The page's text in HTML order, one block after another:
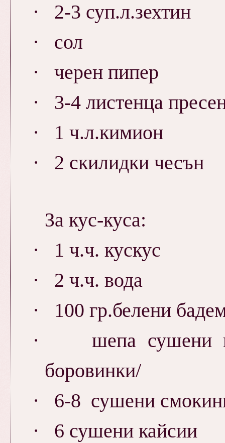
·
2-3 суп.л.зехтин
·
сол
·
черен пипер
·
3-4 листенца
·
1 ч.л.кимион
·
2 скилидки чесън
За кус-куса:
·
1 ч.ч. кускус
·
2 ч.ч. вода
·
100 гр.белени
·
шепа сушени
боровинки/
·
6-8 сушени
·
6 сушени кайсии